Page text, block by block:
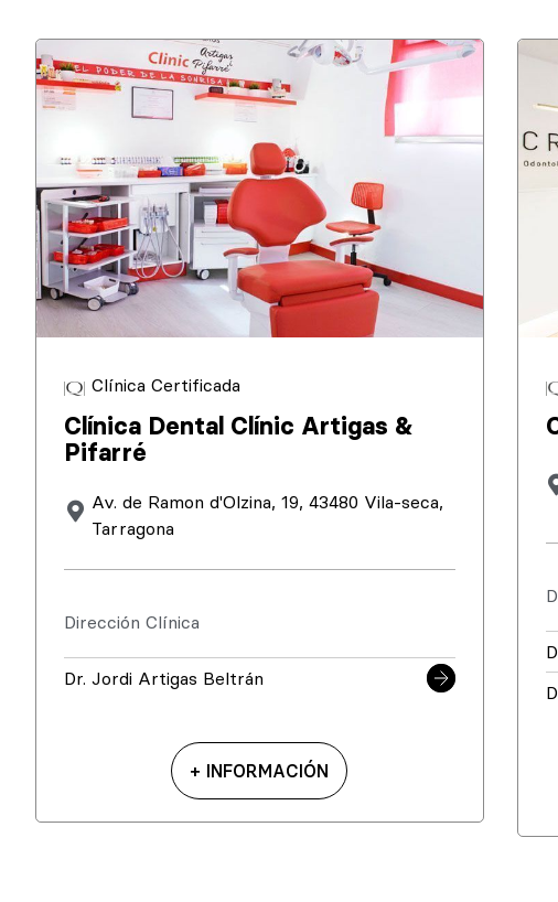
Clínica Certificada
Clínica Dental Clínic Artigas &
Pifarré
Av. de Ramon d'Olzina, 19, 43480 Vila-seca,
Tarragona
Dirección Clínica
Dr. Jordi Artigas Beltrán
+ INFORMACIÓN